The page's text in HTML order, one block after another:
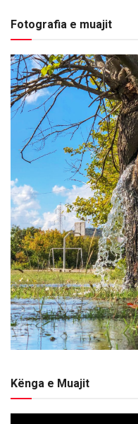
Fotografia e muajit
Kënga e Muajit